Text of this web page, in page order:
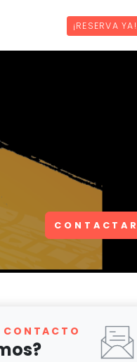
¡RESERVA YA!
CONTACTAR
CONTACTO